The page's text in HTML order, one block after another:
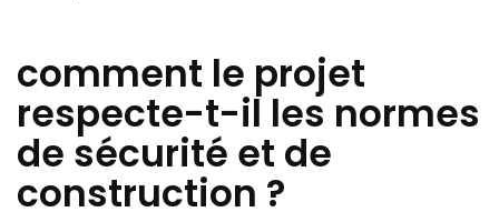
comment le projet
respecte-t-il les normes
de sécurité et de
construction ?